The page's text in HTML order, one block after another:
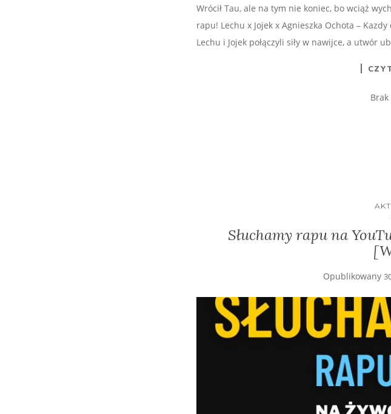
Wrócił Tau, ale na tym nie koniec, bo wciąż
rapu! Lechu x Jojek x Agnieszka Ochota –
Lechu i Jojek połączyli siły w nawijce, a utwór
Słuchamy rapu na
Opublikowany